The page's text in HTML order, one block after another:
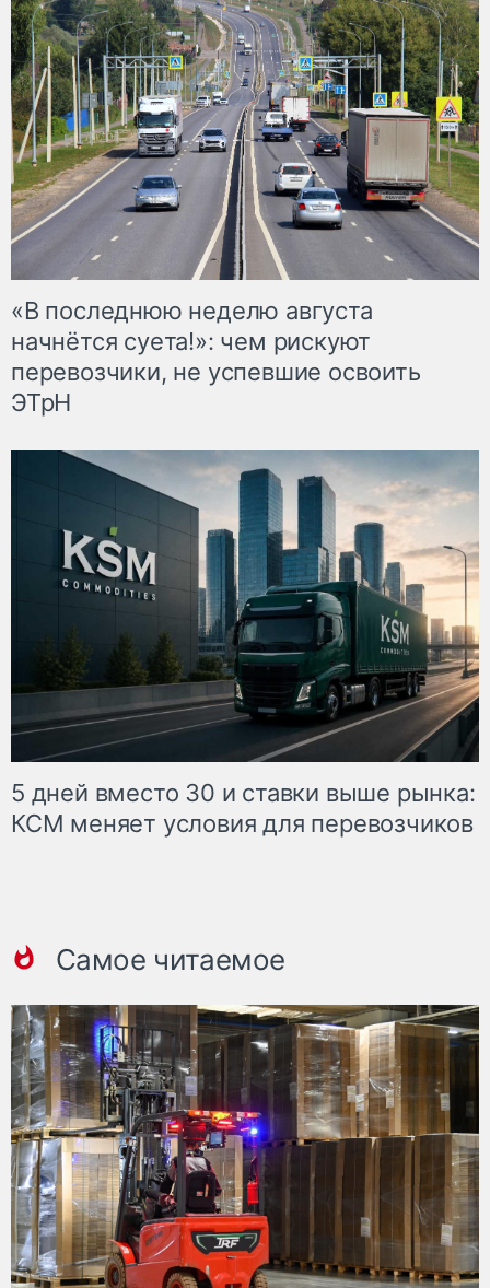
«В последнюю неделю августа
начнётся суета!»: чем рискуют
перевозчики, не успевшие освоить
ЭТрН
5 дней вместо 30 и ставки выше рынка:
КСМ меняет условия для перевозчиков
Самое читаемое